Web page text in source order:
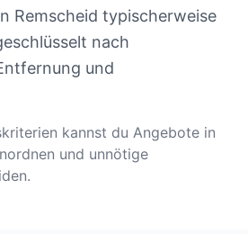
Remscheid typischerweise
nach
und
kannst du Angebote in
und unnötige